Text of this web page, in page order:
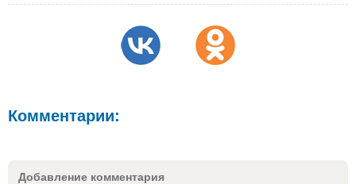
Комментарии:
Добавление комментария